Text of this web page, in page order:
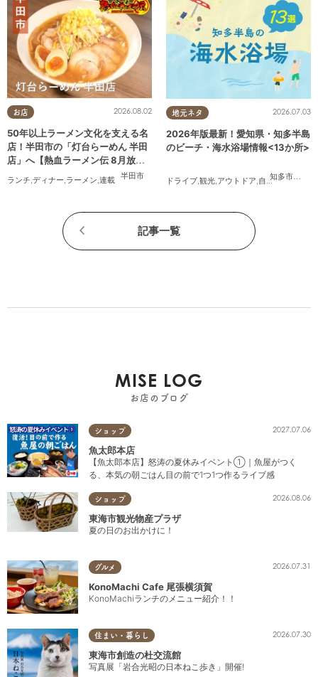
お店
半田市
2026.08.02
50年以上ラーメン文化を支える名
店！半田市の「灯台らーめん 半田
店」へ【熱血ラーメン伝 8月放
ランチ,ディナー,ラーメン,連載
地元ネタ
知多市
,常滑
2026.07.03
2026年版最新！愛知県・知多半島
のビーチ・海水浴場情報<13か所>
ドライブ 観光 アウトドア 自然 ,まちネタ
記事一覧
MISE LOG
お店のブログ
ショップ 2027.07.06
魚太郎本店
【魚太郎本店】怒涛の夏休みイベント①｜魚屋がつく
る、本気の朝ごはん目の前で1つ1つ作るライブ感
ショップ 2026.08.06
東海市観光物産プラザ
夏の日のお出かけに！
グルメ 2026.07.31
KonoMachi Cafe 尾張横須賀
KonoMachiランチのメニュー紹介！！
住まい・暮らし 2026.07.30
東海市創造の杜交流館
写真展「岩合光昭の日本ねこ歩き」開催!